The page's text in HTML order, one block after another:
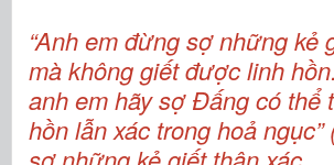
“Anh em đừng sợ những kẻ
mà không giết được linh
anh em hãy sợ Đấng có thể
hồn lẫn xác trong hoả ngục”